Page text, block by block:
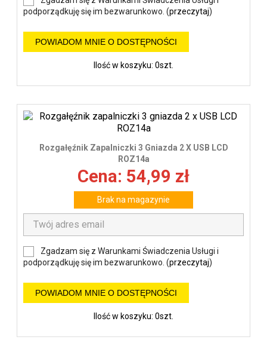
podporządkuję się im bezwarunkowo. (przeczytaj)
POWIADOM MNIE O DOSTĘPNOŚCI
Ilość w koszyku: 0szt.
Rozgałęźnik Zapalniczki 3 Gniazda 2 X USB LCD
ROZ14a
Cena: 54,99 zł
Brak na magazynie
Zgadzam się z Warunkami Świadczenia Usługi i
podporządkuję się im bezwarunkowo. (przeczytaj)
POWIADOM MNIE O DOSTĘPNOŚCI
Ilość w koszyku: 0szt.